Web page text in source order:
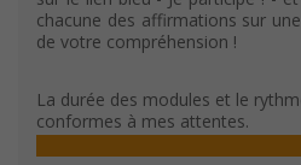
chacune des affirmations sur
de votre compréhension !
La durée des modules et le
conformes à mes attentes.